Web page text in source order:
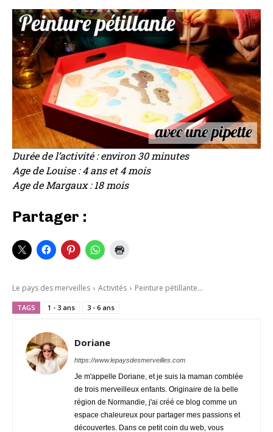
Durée de l’activité : environ 30 minutes
Age de Louise : 4 ans et 4 mois
Age de Margaux : 18 mois
Partager :
Le pays des merveilles Activités Peinture pétillante...
TAGS 1 - 3 ans 3 - 6 ans
Doriane
https://www.lepaysdesmerveilles.com
Je m'appelle Doriane, et je suis la maman comblée
de trois merveilleux enfants. Originaire de la belle
région de Normandie, j'ai créé ce blog comme un
espace chaleureux pour partager mes passions et
découvertes. Dans ce petit coin du web, vous